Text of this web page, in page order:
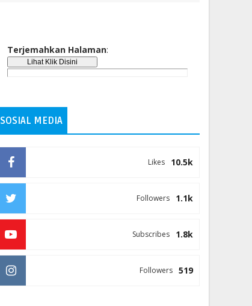
Terjemahkan Halaman:
SOSIAL MEDIA
10.5k
Likes
1.1k
Followers
1.8k
Subscribes
519
Followers